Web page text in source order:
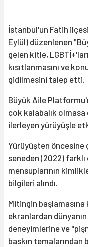
İstanbul'un Fatih
Eylül) düzenlenen "
gelen kitle,
kısıtlanmasını ve
gidilmesini talep etti.
Büyük Aile
çok kalabalık olmasa
ilerleyen yürüyüşle
Yürüyüşten öncesine
seneden (2022)
mensuplarının
bilgileri alındı.
Mitingin başlamasına
ekranlardan
deneyimlerine ve
baskın temalarından